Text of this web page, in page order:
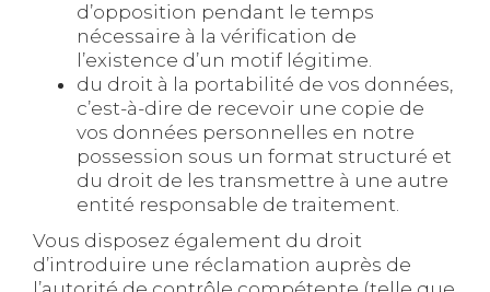
d’opposition pendant le temps
nécessaire à la vérification de
l’existence d’un motif légitime.
du droit à la portabilité de vos données,
c’est-à-dire de recevoir une copie de
vos données personnelles en notre
possession sous un format structuré et
du droit de les transmettre à une autre
entité responsable de traitement.
Vous disposez également du droit
d’introduire une réclamation auprès de